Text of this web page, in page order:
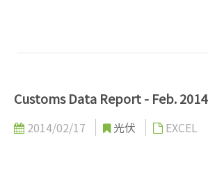
Customs Data Report - Feb. 2014
2014/02/17 光伏 EXCEL